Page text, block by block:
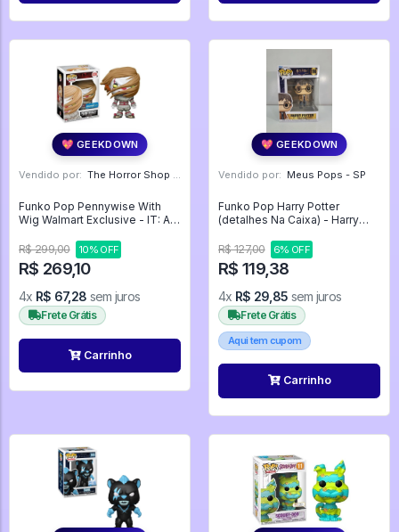
💖 GEEKDOWN
Vendido por: The Horror Shop - Colecionáveis - MG
Funko Pop Pennywise With
Wig Walmart Exclusive - IT: A
R$ 299,00
10% OFF
R$ 269,10
4x R$ 67,28 sem juros
Frete Grátis
Carrinho
💖 GEEKDOWN
Vendido por: Meus Pops - SP
Funko Pop Harry Potter
(detalhes Na Caixa) - Harry
R$ 127,00
6% OFF
R$ 119,38
4x R$ 29,85 sem juros
Frete Grátis
Aqui tem cupom
Carrinho